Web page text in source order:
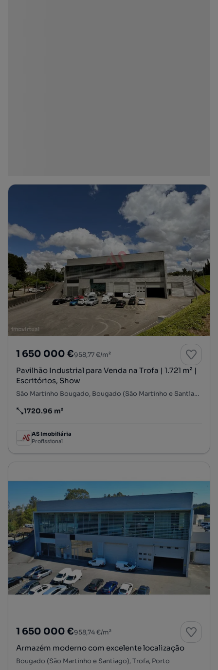
1 650 000 €958,77 €/m²
Pavilhão Industrial para Venda na Trofa | 1.721 m² |
Escritórios, Show
São Martinho Bougado, Bougado (São Martinho e Santiago), Trofa, Porto
Preço por metro quadrado
1720.96 m²
AS Imobiliária
Profissional
1 650 000 €958,74 €/m²
Armazém moderno com excelente localização
Bougado (São Martinho e Santiago), Trofa, Porto